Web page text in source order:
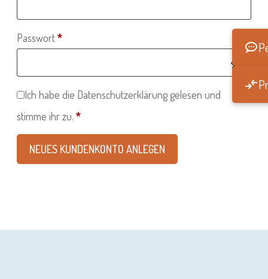
Passwort*Erforderlich
Ich habe die Datenschutzerklärunggelesen und
stimme ihr zu. *
NEUES KUNDENKONTO ANLEGEN